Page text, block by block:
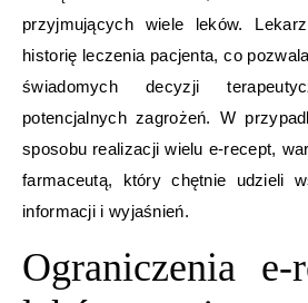
przyjmujących wiele leków.
historię leczenia pacjenta, co
świadomych decyzji
potencjalnych zagrożeń. W
sposobu realizacji wielu e-recept,
farmaceutą, który chętnie udzieli
informacji i wyjaśnień.
Ograniczenia